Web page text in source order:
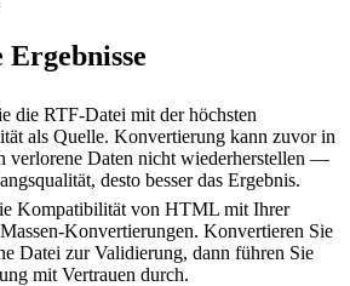
Ergebnisse
die RTF-Datei mit der höchsten
als Quelle. Konvertierung kann zuvor in
verlorene Daten nicht wiederherstellen —
desto besser das Ergebnis.
Kompatibilität von HTML mit Ihrer
Konvertierungen. Konvertieren Sie
Datei zur Validierung, dann führen Sie
mit Vertrauen durch.